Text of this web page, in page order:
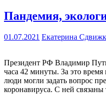
Пандемия,
01.07.2021 Екатерина
Президент РФ Владимир
часа 42 минуты. За это
люди могли задать вопрос
коронавируса. С ней